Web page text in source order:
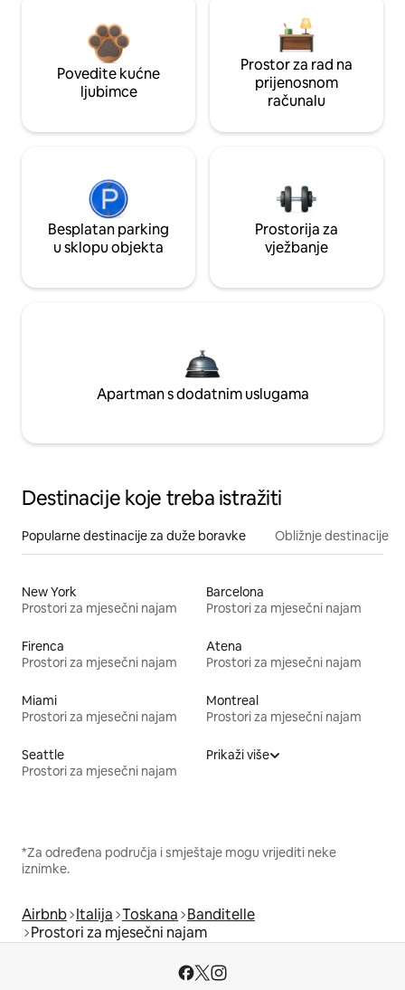
Povedite kućne
ljubimce
Prostor za rad na
prijenosnom
računalu
Besplatan parking
u sklopu objekta
Prostorija za
vježbanje
Apartman s dodatnim uslugama
Destinacije koje treba istražiti
Popularne destinacije za duže boravke Obližnje destinacije
New York
Prostori za mjesečni najam
Barcelona
Prostori za mjesečni najam
Firenca
Prostori za mjesečni najam
Atena
Prostori za mjesečni najam
Miami
Prostori za mjesečni najam
Montreal
Prostori za mjesečni najam
Seattle
Prostori za mjesečni najam
Prikaži više
*Za određena područja i smještaje mogu vrijediti neke
iznimke.
Airbnb Italija Toskana Banditelle
Prostori za mjesečni najam